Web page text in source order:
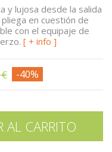
y lujosa desde la salida
en cuestión de
con el equipaje de
[ + info ]
-40%
AL CARRITO